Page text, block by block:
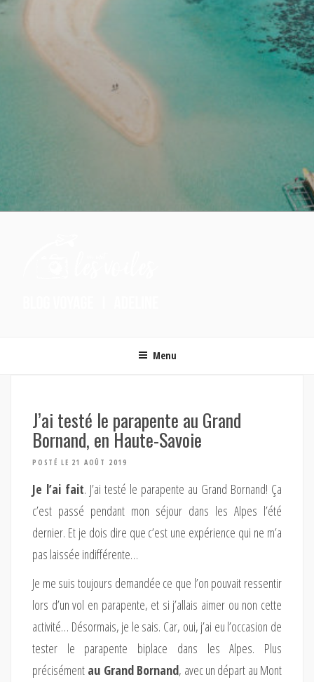
Menu
J’ai testé le parapente au Grand
Bornand, en Haute-Savoie
POSTÉ LE 21 AOÛT 2019
Je l’ai fait. J’ai testé le parapente au Grand Bornand! Ça
c’est passé pendant mon séjour dans les Alpes l’été
dernier. Et je dois dire que c’est une expérience qui ne m’a
pas laissée indifférente…
Je me suis toujours demandée ce que l’on pouvait ressentir
lors d’un vol en parapente, et si j’allais aimer ou non cette
activité… Désormais, je le sais. Car, oui, j’ai eu l’occasion de
tester le parapente biplace dans les Alpes. Plus
précisément au Grand Bornand, avec un départ au Mont